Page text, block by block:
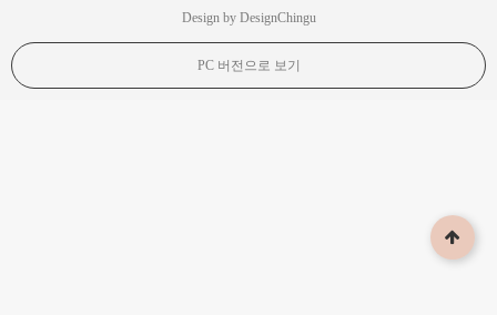
Design by DesignChingu
PC 버전으로 보기